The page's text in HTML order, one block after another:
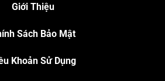
Giới Thiệu
Sách Bảo Mật
Khoản Sử Dụng